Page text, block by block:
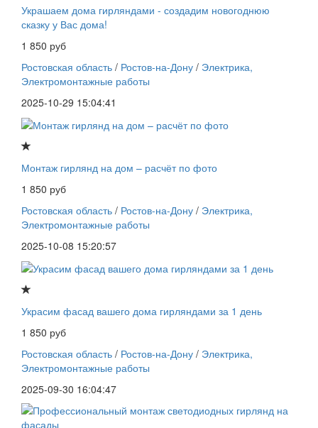
Украшаем дома гирляндами - создадим новогоднюю
сказку у Вас дома!
1 850 руб
Ростовская область / Ростов-на-Дону / Электрика,
Электромонтажные работы
2025-10-29 15:04:41
Монтаж гирлянд на дом – расчёт по фото
1 850 руб
Ростовская область / Ростов-на-Дону / Электрика,
Электромонтажные работы
2025-10-08 15:20:57
Украсим фасад вашего дома гирляндами за 1 день
1 850 руб
Ростовская область / Ростов-на-Дону / Электрика,
Электромонтажные работы
2025-09-30 16:04:47